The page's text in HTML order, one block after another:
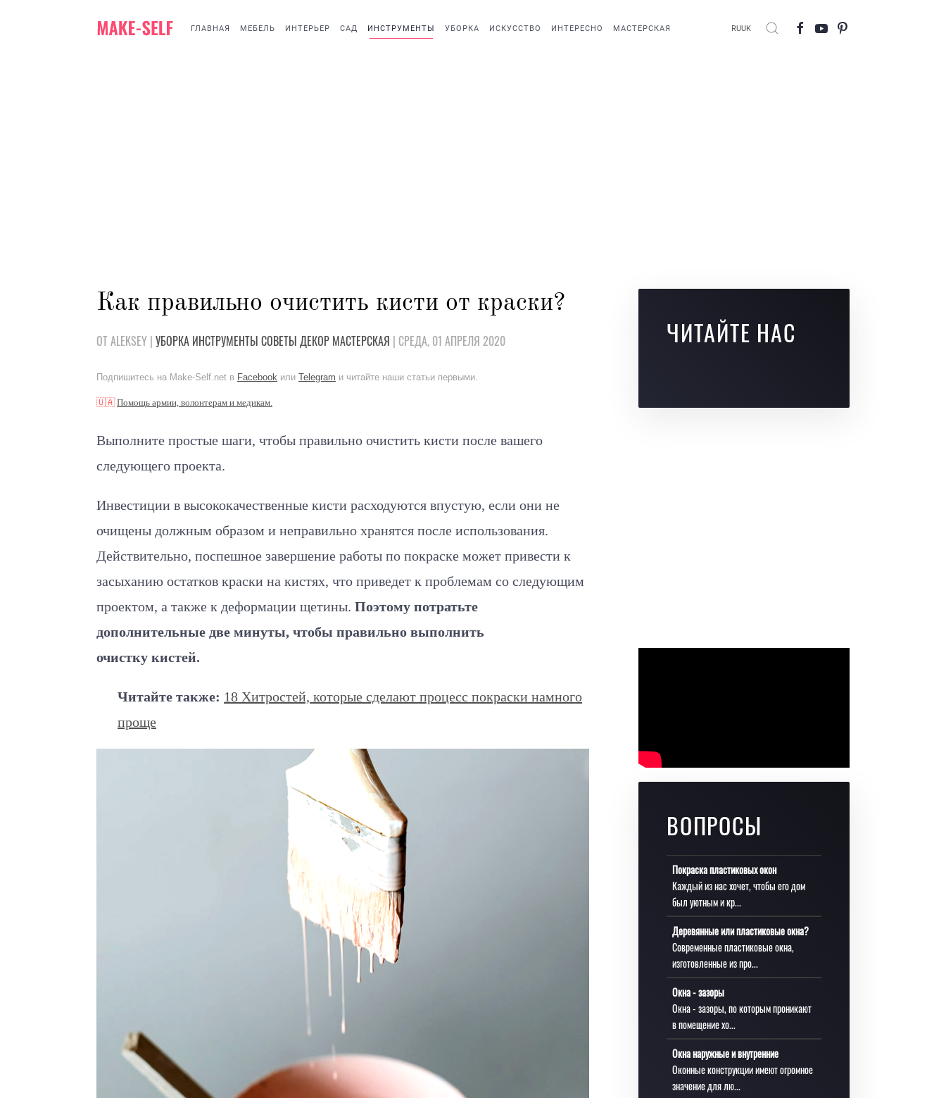
ГЛАВНАЯ МЕБЕЛЬ ИНТЕРЬЕР САД ИНСТРУМЕНТЫ УБОРКА ИСКУССТВО ИНТЕРЕСНО МАСТЕРСКАЯ RUUK
Как правильно очистить кисти от краски?
ОТ ALEKSEY | УБОРКА ИНСТРУМЕНТЫ СОВЕТЫ ДЕКОР МАСТЕРСКАЯ | СРЕДА, 01 АПРЕЛЯ 2020
Подпишитесь на Make-Self.net в Facebook или Telegram и читайте наши статьи первыми.
🇺🇦Помощь армии, волонтерам и медикам.
Выполните простые шаги, чтобы правильно очистить кисти после вашего
следующего проекта.
Инвестиции в высококачественные кисти расходуются впустую, если они не
очищены должным образом и неправильно хранятся после использования.
Действительно, поспешное завершение работы по покраске может привести к
засыханию остатков краски на кистях, что приведет к проблемам со следующим
проектом, а также к деформации щетины. Поэтому потратьте
дополнительные две минуты, чтобы правильно выполнить
очистку кистей.
Читайте также: 18 Хитростей, которые сделают процесс покраски намного
проще
ЧИТАЙТЕ НАС
ВОПРОСЫ
Покраска пластиковых окон
Каждый из нас хочет, чтобы его дом
был уютным и кр...
Деревянные или пластиковые окна?
Современные пластиковые окна,
изготовленные из про...
Окна - зазоры
Окна - зазоры, по которым проникают
в помещение хо...
Окна наружные и внутренние
Оконные конструкции имеют огромное
значение для лю...